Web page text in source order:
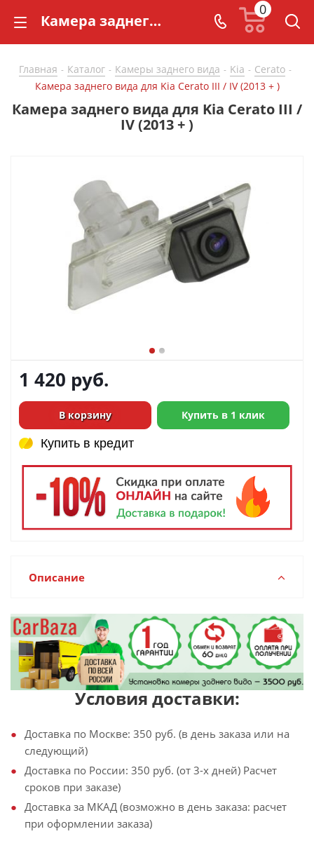
Камера заднего вида для Kia Cerato III / IV (2013 + ) - купить в СarBaza
0
Главная - Каталог - Камеры заднего вида - Kia - Cerato -
Камера заднего вида для Kia Cerato III / IV (2013 + )
Камера заднего вида для Kia Cerato III /
IV (2013 + )
1 420 руб.
В корзину Купить в 1 клик
Купить в кредит
Купить в кредит
Описание
Условия доставки:
Доставка по Москве: 350 руб. (в день заказа или на
следующий)
Доставка по России: 350 руб. (от 3-х дней) Расчет
сроков при заказе)
Доставка за МКАД (возможно в день заказа: расчет
при оформлении заказа)